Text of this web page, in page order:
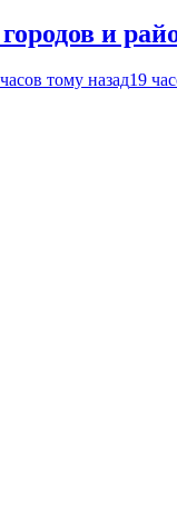
и
тому назад19